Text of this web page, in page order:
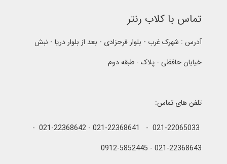
تماس با کلاب رنتر
آدرس : شهرک غرب - بلوار فرحزادی - بعد از بلوار دریا - نبش
خیابان حافظی - پلاک - طبقه دوم
تلفن های تماس:
021-22065033 - 021-22368641 - 021-22368642 -
021-22368643 - 0912-5852445